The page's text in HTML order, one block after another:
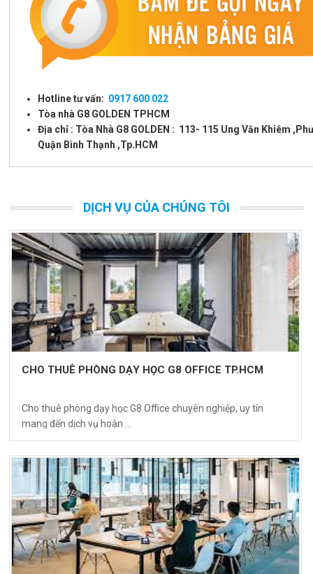
Hotline tư vấn: 0917 600 022
Tòa nhà G8 GOLDEN TPHCM
Địa chỉ : Tòa Nhà G8 GOLDEN : 113- 115 Ung Văn Khiêm
Quận Bình Thạnh ,Tp.HCM
DỊCH VỤ CỦA CHÚNG TÔI
CHO THUÊ PHÒNG DẠY HỌC G8 OFFICE TP.HCM
Cho thuê phòng dạy học G8 Office chuyên nghiệp, uy tín
mang đến dịch vụ hoàn ...